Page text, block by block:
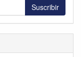
Suscribir